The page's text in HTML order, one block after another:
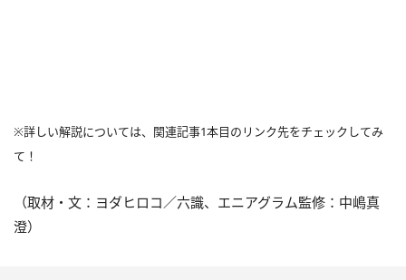
※詳しい解説については、関連記事1本目のリンク先をチェックしてみ
て！
（取材・文：ヨダヒロコ／六識、エニアグラム監修：中嶋真
澄）